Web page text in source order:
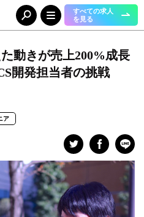
すべての求人
を見る
ト本部 #メディア＆ソリューション
動きが売上200%成長
開発担当者の挑戦
ア